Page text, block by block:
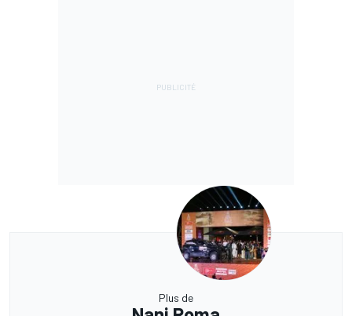
Plus de